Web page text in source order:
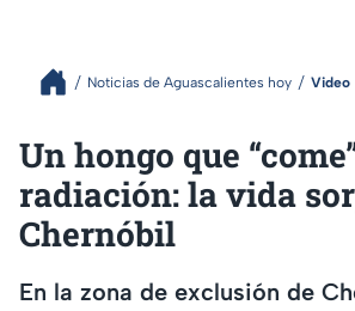
Noticias de Aguascalientes hoy Video
Un hongo que
radiación: la vida
Chernóbil
En la zona de exclusión de